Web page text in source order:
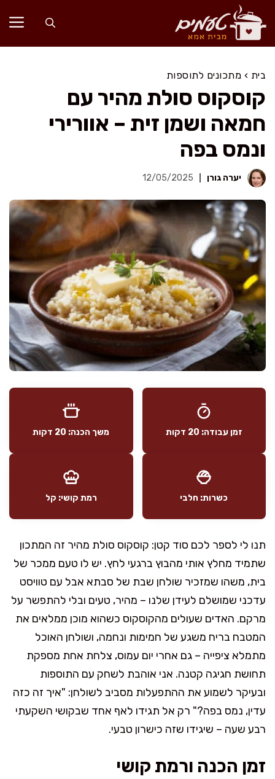
לדלג
לתוכן
בית › מתכונים לתוספות
קוסקוס סולת מהיר עם
חמאה ושמן זית – אוורירי
ונמס בפה
יערה גורן 12/05/2025
זמן עבודה: 20 דקות משך הכנה: 20 דקות
כשרות: חלבי רמת קושי: קל
תנו לי לספר לכם סוד קטן: קוסקוס סולת מהיר זה המתכון
שתמיד מחלץ אותי מהבוץ ברגעי לחץ. יש לו טעם ממכר של
בית, משהו שמזכיר שולחן שבת של סבתא אבל עם טוויסט
עדכני שמושלם לעידן שלנו – מהיר, טעים ובלי להתפשר על
מרקם. האדים שעולים מהקוסקוס כשהוא מוכן ממלאים את
המטבח בריח משגע של חמימות ונחמה, ושולחן האוכל
מתמלא ציפייה – גם אחרי יום עמוס, צלחת אחת מספקת
תחושת חגיגה קטנה. אני אוהבת לשחק עם התוספות
ובעיקר לשמוע את ההתפעלות מסביב לשולחן: "איך זה כזה
עדין, נמס בפה?" רק אל תגידו לאף אחד שבקושי השקעתי
רבע שעה – שיגידו שזה כישרון טבעי.
זמן הכנה ורמת קושי